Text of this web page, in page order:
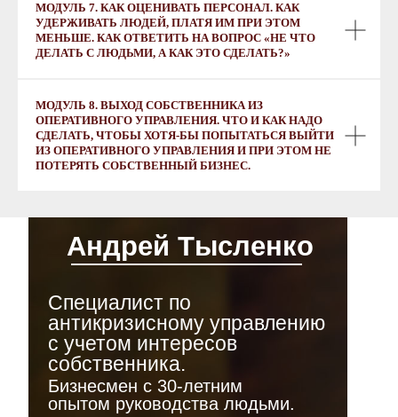
МОДУЛЬ 7. КАК ОЦЕНИВАТЬ ПЕРСОНАЛ. КАК
УДЕРЖИВАТЬ ЛЮДЕЙ, ПЛАТЯ ИМ ПРИ ЭТОМ
МЕНЬШЕ. КАК ОТВЕТИТЬ НА ВОПРОС «НЕ ЧТО
ДЕЛАТЬ С ЛЮДЬМИ, А КАК ЭТО СДЕЛАТЬ?»
МОДУЛЬ 8. ВЫХОД СОБСТВЕННИКА ИЗ
ОПЕРАТИВНОГО УПРАВЛЕНИЯ. ЧТО И КАК НАДО
СДЕЛАТЬ, ЧТОБЫ ХОТЯ-БЫ ПОПЫТАТЬСЯ ВЫЙТИ
ИЗ ОПЕРАТИВНОГО УПРАВЛЕНИЯ И ПРИ ЭТОМ НЕ
ПОТЕРЯТЬ СОБСТВЕННЫЙ БИЗНЕС.
Андрей Тысленко
Бизнесмен с 30-летним
опытом руководства людьми.
Cпециалист по
антикризисному управлению
с учетом интересов
собственника.